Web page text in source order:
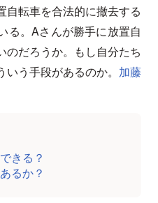
自転車を合法的に撤去する
る。Aさんが勝手に放置自
のだろうか。もし自分たち
う手段があるのか。 加藤
きる？
るか？